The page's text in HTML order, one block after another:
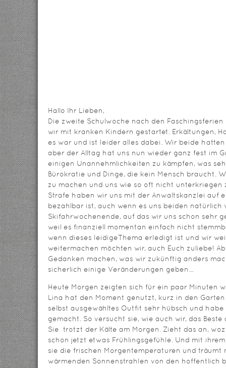
Hallo Ihr Lieben,
Die zweite Schulwoche nach den
wir mit kranken Kindern gestartet. Erkältungen,
es war und ist leider alles dabei. Wir beide
aber der Alltag hat uns nun wieder ganz fest im
einigen Unannehmlichkeiten zu kämpfen, was
Bürokratie und Dinge, die kein Mensch braucht.
zu machen und uns wie so oft nicht unterkriegen
Strafe haben wir uns mit der Anwaltskanzlei auf
bezahlbar ist, auch wenn es uns beiden natürlich
Skifahrwochenende, auf das wir uns schon sehr
weil es finanziell momentan einfach nicht
wenn dieses leidigeThema erledigt ist und wir
weitermachen möchten wir, auch Euch zuliebe!
Gedanken machen, was wir zukünftig anders
sicherlich einige Veränderungen geben…
Heute Morgen zeigten sich für ein paar Minuten
Lina hat den Moment genutzt, kurz in den
selbst ausgewähltes Outfit sehr hübsch und
gemacht. So versucht sie, wie auch wir, das
Sie trotzt der Kälte am Morgen. Zieht das an,
schon jetzt etwas Frühlingsgefühle. Und mit
sie die frischen Morgentemperaturen und träumt
wärmenden Sonnenstrahlen von den hoffentlich